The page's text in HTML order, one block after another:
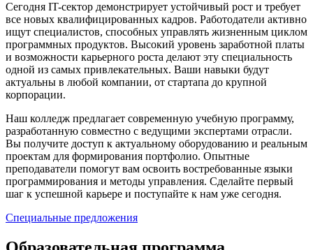
Сегодня IT-сектор демонстрирует устойчивый рост и требует
все новых квалифицированных кадров. Работодатели активно
ищут специалистов, способных управлять жизненным циклом
программных продуктов. Высокий уровень заработной платы
и возможности карьерного роста делают эту специальность
одной из самых привлекательных. Ваши навыки будут
актуальны в любой компании, от стартапа до крупной
корпорации.
Наш колледж предлагает современную учебную программу,
разработанную совместно с ведущими экспертами отрасли.
Вы получите доступ к актуальному оборудованию и реальным
проектам для формирования портфолио. Опытные
преподаватели помогут вам освоить востребованные языки
программирования и методы управления. Сделайте первый
шаг к успешной карьере и поступайте к нам уже сегодня.
Специальные предложения